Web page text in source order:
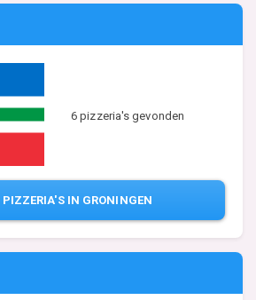
6 pizzeria's gevonden
PIZZERIA'S IN GRONINGEN